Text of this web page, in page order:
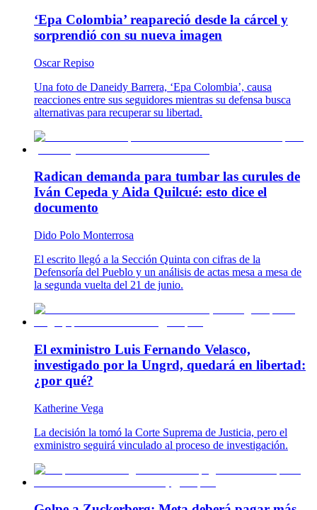
‘Epa Colombia’ reapareció desde la cárcel y
sorprendió con su nueva imagen
Oscar Repiso
Una foto de Daneidy Barrera, ‘Epa Colombia’, causa
reacciones entre sus seguidores mientras su defensa busca
alternativas para recuperar su libertad.
Radican demanda para tumbar las curules de
Iván Cepeda y Aida Quilcué: esto dice el
documento
Dido Polo Monterrosa
El escrito llegó a la Sección Quinta con cifras de la
Defensoría del Pueblo y un análisis de actas mesa a mesa de
la segunda vuelta del 21 de junio.
El exministro Luis Fernando Velasco,
investigado por la Ungrd, quedará en libertad:
¿por qué?
Katherine Vega
La decisión la tomó la Corte Suprema de Justicia, pero el
exministro seguirá vinculado al proceso de investigación.